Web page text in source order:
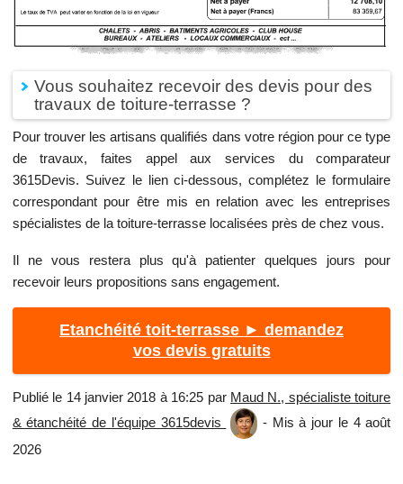
Vous souhaitez recevoir des devis pour des
travaux de toiture-terrasse ?
Pour trouver les artisans qualifiés dans votre région pour ce type
de travaux, faites appel aux services du comparateur
3615Devis. Suivez le lien ci-dessous, complétez le formulaire
correspondant pour être mis en relation avec les entreprises
spécialistes de la toiture-terrasse localisées près de chez vous.
Il ne vous restera plus qu'à patienter quelques jours pour
recevoir leurs propositions sans engagement.
Etanchéité toit-terrasse ► demandez
vos devis gratuits
Publié le 14 janvier 2018 à 16:25 par Maud N., spécialiste toiture
& étanchéité de l'équipe 3615devis
- Mis à jour le 4 août
2026